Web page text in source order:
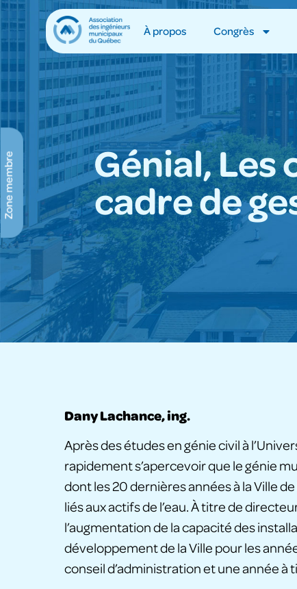
À propos Congrès
Zone membre
Génial, Les
cadre de
Dany Lachance, ing.
Après des études en génie civil à
rapidement s’apercevoir que le génie
dont les 20 dernières années à la Ville
liés aux actifs de l’eau. À titre de
l’augmentation de la capacité des
développement de la Ville pour les
conseil d’administration et une année